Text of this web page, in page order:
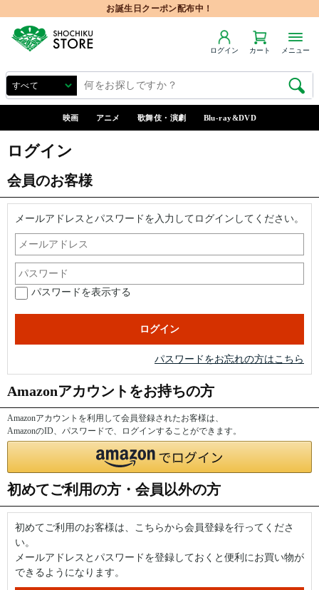
お誕生日クーポン配布中！
ログイン カート メニュー
映画 アニメ 歌舞伎・演劇 Blu-ray&DVD
ログイン
会員のお客様
メールアドレスとパスワードを入力してログインしてください。
パスワードを表示する
パスワードをお忘れの方はこちら
Amazonアカウントをお持ちの方
Amazonアカウントを利用して会員登録されたお客様は、
AmazonのID、パスワードで、ログインすることができます。
初めてご利用の方・会員以外の方
初めてご利用のお客様は、こちらから会員登録を行ってくださ
い。
メールアドレスとパスワードを登録しておくと便利にお買い物が
できるようになります。